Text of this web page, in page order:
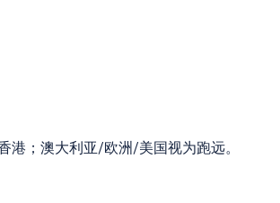
；澳大利亚/欧洲/美国视为跑远。